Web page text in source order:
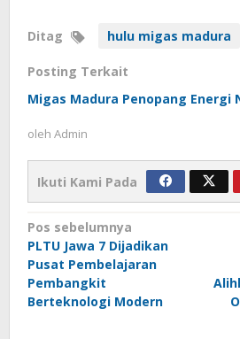
Ditag hulu migas madura
Posting Terkait
Migas Madura Penopang Energi
oleh Admin
Ikuti Kami Pada
Navigasi
pos
Pos sebelumnya
PLTU Jawa 7 Dijadikan
Pusat Pembelajaran
Pembangkit
Berteknologi Modern